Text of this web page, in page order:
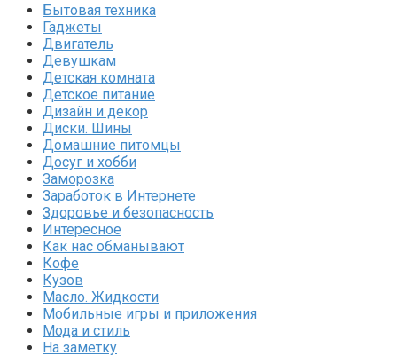
Бытовая техника
Гаджеты
Двигатель
Девушкам
Детская комната
Детское питание
Дизайн и декор
Диски. Шины
Домашние питомцы
Досуг и хобби
Заморозка
Заработок в Интернете
Здоровье и безопасность
Интересное
Как нас обманывают
Кофе
Кузов
Масло. Жидкости
Мобильные игры и приложения
Мода и стиль
На заметку